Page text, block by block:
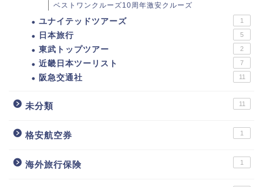
ベストワンクルーズ10周年激安クルーズ
ユナイテッドツアーズ 1
日本旅行 5
東武トップツアー 2
近畿日本ツーリスト 7
阪急交通社 11
未分類 11
格安航空券 1
海外旅行保険 1